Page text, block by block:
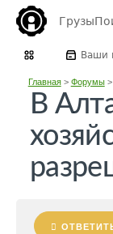
Грузы
Ваши
Главная> Форумы>
В